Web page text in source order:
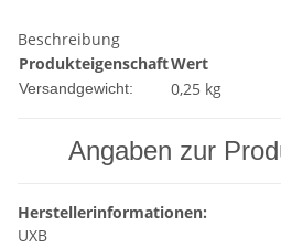
Beschreibung
ProdukteigenschaftWert
Versandgewicht: 0,25 kg
Angaben zur
Herstellerinformationen:
UXB